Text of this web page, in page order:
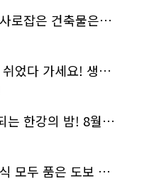
나의 마음을 사로잡은 건축물은? '서울시 건축상' 수상작 공개!
더울 땐 잠시 쉬었다 가세요! 생수 냉장고부터 해피소·무더위쉼터까지
낮보다 기대되는 한강의 밤! 8월 한정 무료 '한강 밤핑' 예약은?
호수·예술·미식 모두 품은 도보 코스! 서울식물원~LG아트센터~마곡테라스거리